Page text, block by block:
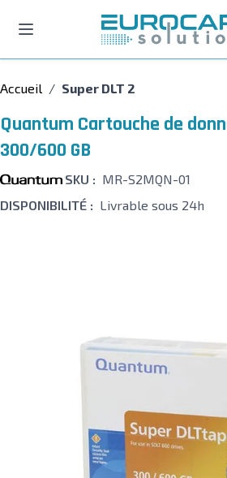
Accueil / Super DLT 2
Quantum Cartouche de
300/600 GB
SKU : MR-S2MQN-01
DISPONIBILITÉ : Livrable sous 24h